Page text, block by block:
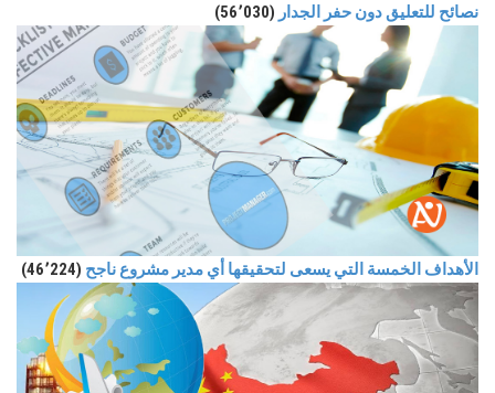
نصائح للتعليق دون حفر الجدار (56٬030)
الأهداف الخمسة التي يسعى لتحقيقها أي مدير مشروع ناجح (46٬224)